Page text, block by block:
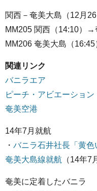
関西－奄美大島（12月26
MM205 関西（14:10）→
MM206 奄美大島（
関連リンク
バニラエア
ピーチ・アビエーション
奄美空港
14年7月就航
・ バニラ石井社長「黄
奄美大島線就航 （14年7
奄美に定着したバニラ